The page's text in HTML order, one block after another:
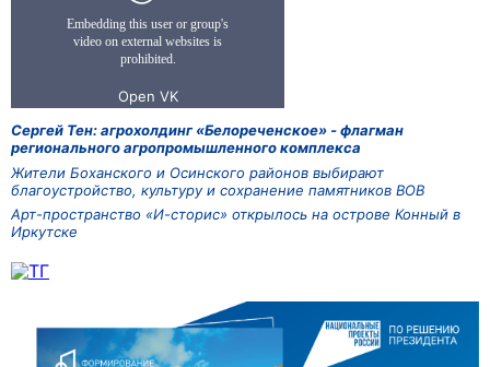
Сергей Тен: агрохолдинг «Белореченское» - флагман
регионального агропромышленного комплекса
Жители Боханского и Осинского районов выбирают
благоустройство, культуру и сохранение памятников ВОВ
Арт-пространство «И-сторис» открылось на острове Конный в
Иркутске